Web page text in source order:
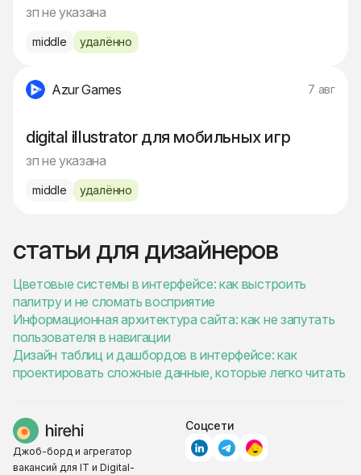
зп не указана
middle удалённо
Azur Games 7 авг
digital illustrator для мобильных игр
зп не указана
middle удалённо
статьи для дизайнеров
Цветовые системы в интерфейсе: как выстроить
палитру и не сломать восприятие
Информационная архитектура сайта: как не запутать
пользователя в навигации
Дизайн таблиц и дашбордов в интерфейсе: как
проектировать сложные данные, которые легко читать
Джоб-борд и агрегатор
вакансий для IT и Digital-
Соцсети